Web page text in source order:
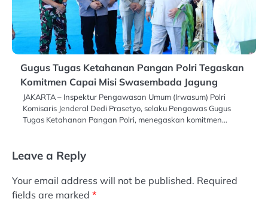
Gugus Tugas Ketahanan Pangan Polri Tegaskan
Komitmen Capai Misi Swasembada Jagung
JAKARTA – Inspektur Pengawasan Umum (Irwasum) Polri
Komisaris Jenderal Dedi Prasetyo, selaku Pengawas Gugus
Tugas Ketahanan Pangan Polri, menegaskan komitmen…
Leave a Reply
Your email address will not be published. Required
fields are marked *